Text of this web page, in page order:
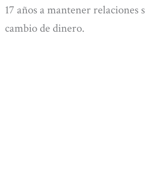
17 años a mantener relaciones
cambio de dinero.